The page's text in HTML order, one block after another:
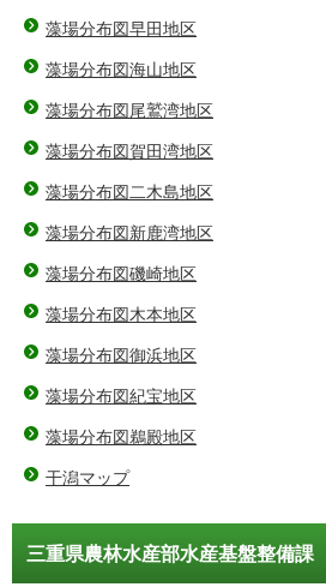
藻場分布図早田地区
藻場分布図海山地区
藻場分布図尾鷲湾地区
藻場分布図賀田湾地区
藻場分布図二木島地区
藻場分布図新鹿湾地区
藻場分布図磯崎地区
藻場分布図木本地区
藻場分布図御浜地区
藻場分布図紀宝地区
藻場分布図鵜殿地区
干潟マップ
三重県農林水産部水産基盤整備課